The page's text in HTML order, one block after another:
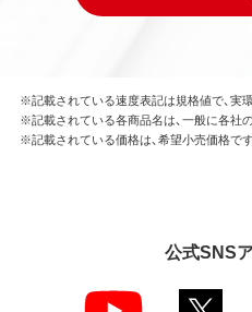
※記載されている速度表記は規格値で、実
※記載されている各商品名は、一般に各社
※記載されている価格は、希望小売価格です
公式SNS